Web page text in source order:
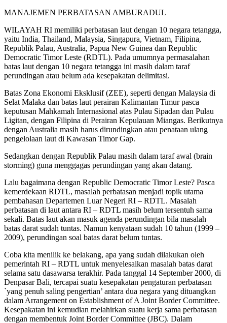
MANAJEMEN PERBATASAN AMBURADUL
WILAYAH RI memiliki perbatasan laut dengan 10 negara tetangga,
yaitu India, Thailand, Malaysia, Singapura, Vietnam, Filipina,
Republik Palau, Australia, Papua New Guinea dan Republic
Democratic Timor Leste (RDTL). Pada umumnya permasalahan
batas laut dengan 10 negara tetangga ini masih dalam taraf
perundingan atau belum ada kesepakatan delimitasi.
Batas Zona Ekonomi Eksklusif (ZEE), seperti dengan Malaysia di
Selat Malaka dan batas laut perairan Kalimantan Timur pasca
keputusan Mahkamah Internasional atas Pulau Sipadan dan Pulau
Ligitan, dengan Filipina di Perairan Kepulauan Miangas. Berikutnya
dengan Australia masih harus dirundingkan atau penataan ulang
pengelolaan laut di Kawasan Timor Gap.
Sedangkan dengan Republik Palau masih dalam taraf awal (brain
storming) guna menggagas perundingan yang akan datang.
Lalu bagaimana dengan Republic Democratic Timor Leste? Pasca
kemerdekaan RDTL, masalah perbatasan menjadi topik utama
pembahasan Departemen Luar Negeri RI – RDTL. Masalah
perbatasan di laut antara RI – RDTL masih belum tersentuh sama
sekali. Batas laut akan masuk agenda perundingan bila masalah
batas darat sudah tuntas. Namun kenyataan sudah 10 tahun (1999 –
2009), perundingan soal batas darat belum tuntas.
Coba kita menilik ke belakang, apa yang sudah dilakukan oleh
pemerintah RI – RDTL untuk menyelesaikan masalah batas darat
selama satu dasawarsa terakhir. Pada tanggal 14 September 2000, di
Denpasar Bali, tercapai suatu kesepakatan pengaturan perbatasan
`yang penuh saling pengertian’ antara dua negara yang dituangkan
dalam Arrangement on Establishment of A Joint Border Committee.
Kesepakatan ini kemudian melahirkan suatu kerja sama perbatasan
dengan membentuk Joint Border Committee (JBC). Dalam